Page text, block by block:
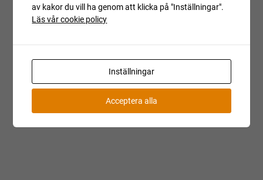
Villkor och regler
Kopiera länk till den här auktionen
Är du intresserad av objektet men deltog inte i
budgivningen, var vänlig kontakta ansvarig mäklare för
aktuell status.
av kakor du vill ha genom att klicka på "Inställningar".
Läs vår cookie policy
Inställningar
Acceptera alla